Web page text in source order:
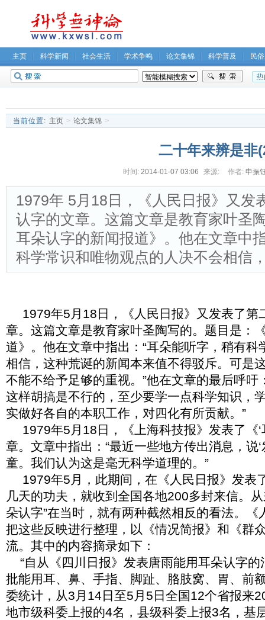
主页 科学新闻 社会生活 学术争鸣 论文集锦 科学普及 民
无神论坛
当前位置: 主页 > 论文集锦 >
二十年来辨是非
时间: 2014-01-07 03:06 来源: 作者: 申振
1979年 5月18日，《人民日报》又发
认字的文章。这篇文章是教育家叶圣
耳朵认字的新闻报道》。他在文章中
科学常识和唯物观点的人决不会相信
1979年5月18日，《人民日报》又发表了第
章。这篇文章是教育家叶圣陶写的。题目是：
道》。他在文章中指出：“耳朵能听字，稍有
相信，这种荒诞的新闻本来值不得驳斥。可是
不能不给予足够的重视。”他在文章的最后呼吁
这样胡搞是不行的，至少要学一点科学知识，
实做好各自的本职工作，对四化有所贡献。”
1979年5月18日，《上海科技报》发表了《
章。文章中指出：“最近一些地方传出消息，说
童。我们认为这是毫无科学道理的。”
1979年5月，此期间，在《人民日报》发表
几天的功夫，就收到全国各地200多封来信。
朵认字”在当时，就有两种截然相反的看法。
把这些反映进行整理，以《情况简报》和《群
流。其中的内容摘录如下：
“自从《四川日报》发表唐雨能用耳朵认字的
批能用耳、鼻、手指、脚趾、胳肢窝、胃、前
委统计，从3月14日至5月5日全国12个省报来
地市级科委上报的4名，县级科委上报3名，基